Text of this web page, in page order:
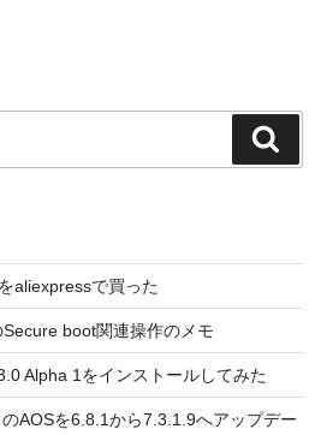
索
aliexpressで買った
boot関連操作のメモ
Alpha 1をインストールしてみた
AOSを6.8.1から7.3.1.9へアップデー